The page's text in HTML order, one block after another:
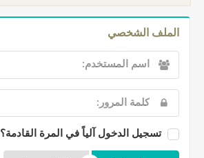
الملف الشخصي
تسجيل الدخول آلياً في المرة القادمة؟